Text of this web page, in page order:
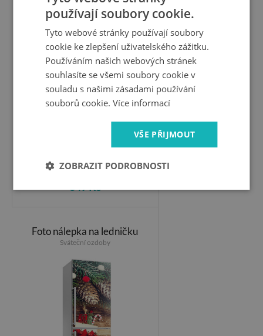
Nálepka na ledničku
Perník
849 Kč
Foto nálepka na ledničku
Sváteční ozdoby
používají soubory cookie.
Tyto webové stránky používají soubory
cookie ke zlepšení uživatelského zážitku.
Používáním našich webových stránek
souhlasíte se všemi soubory cookie v
souladu s našimi zásadami používání
souborů cookie.Více informací
VŠE PŘIJMOUT
ZOBRAZIT PODROBNOSTI